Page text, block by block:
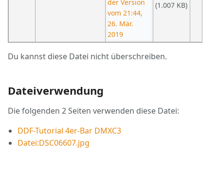
(1.007 KB)
Du kannst diese Datei nicht überschreiben.
Dateiverwendung
Die folgenden 2 Seiten verwenden diese Datei:
DDF-Tutorial 4er-Bar DMXC3
Datei:DSC06607.jpg